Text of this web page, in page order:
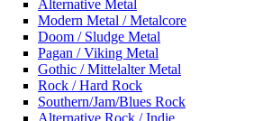
Alternative Metal
Modern Metal / Metalcore
Doom / Sludge Metal
Pagan / Viking Metal
Gothic / Mittelalter Metal
Rock / Hard Rock
Southern/Jam/Blues Rock
Alternative Rock / Indie